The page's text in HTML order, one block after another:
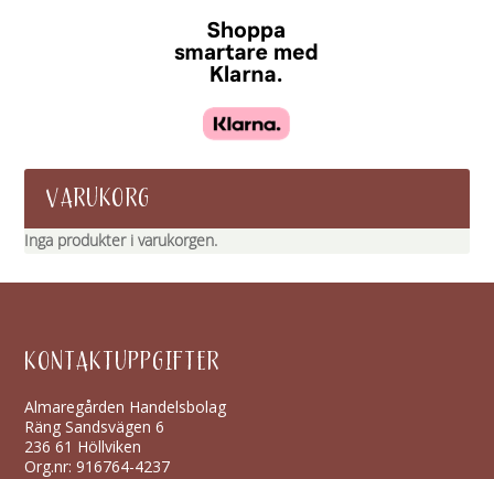
VARUKORG
Inga produkter i varukorgen.
KONTAKTUPPGIFTER
Almaregården Handelsbolag
Räng Sandsvägen 6
236 61 Höllviken
Org.nr: 916764-4237